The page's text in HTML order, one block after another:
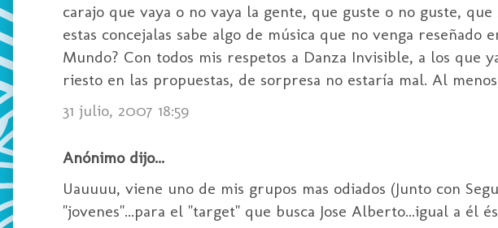
carajo que vaya o no vaya la gente, que guste o no guste,
estas concejalas sabe algo de música que no venga reseñado
Mundo? Con todos mis respetos a Danza Invisible, a los que
riesto en las propuestas, de sorpresa no estaría mal. Al
31 julio, 2007 18:59
Anónimo dijo...
Uauuuu, viene uno de mis grupos mas odiados (Junto con
"jovenes"...para el "target" que busca Jose Alberto...igual a él